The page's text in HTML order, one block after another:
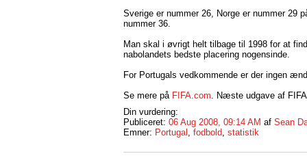
Sverige er nummer 26, Norge er nummer 29
nummer 36.
Man skal i øvrigt helt tilbage til 1998 for at
nabolandets bedste placering nogensinde.
For Portugals vedkommende er der ingen
Se mere på FIFA.com . Næste udgave af
Din vurdering:
Publiceret: 06 Aug 2008, 09:14 AM af Sean
Emner: Portugal fodbold statistik